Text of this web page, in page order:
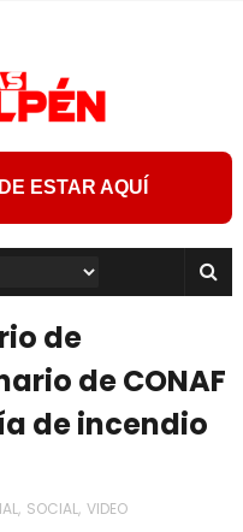
ESTAR AQUÍ
de
de CONAF
de incendio
, SOCIAL, VIDEO